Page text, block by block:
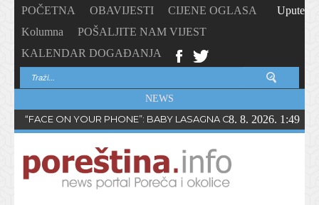
POČETNA OBAVIJESTI
CIJENE OGLASA
Kolumna
POŠALJITE NAM VIJEST
KALENDAR DOGAĐANJA
Upute
NEWS
“FACE ON YOUR PHONE”: BABY LASAGNA OBJAVIO NOVI
8. 8. 2026. 1:49